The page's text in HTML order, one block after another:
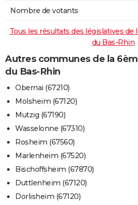
Nombre de votants
Tous les résultats des législatives
du Bas-Rhin
Autres communes de la
du Bas-Rhin
Obernai (67210)
Molsheim (67120)
Mutzig (67190)
Wasselonne (67310)
Rosheim (67560)
Marlenheim (67520)
Bischoffsheim (67870)
Duttlenheim (67120)
Dorlisheim (67120)